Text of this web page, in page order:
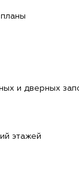
и дверных
этажей